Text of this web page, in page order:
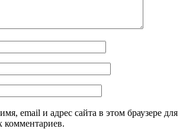
email и адрес сайта в этом браузере для